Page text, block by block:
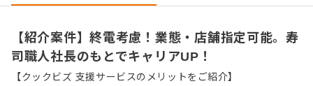
【紹介案件】終電考慮！業態・店舗指定可能。寿
司職人社長のもとでキャリアUP！
【クックビズ 支援サービスのメリットをご紹介】